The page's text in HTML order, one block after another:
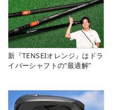
新『TENSEIオレンジ』はドラ
イバーシャフトの“最適解”